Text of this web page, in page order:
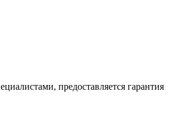
предоставляется гарантия